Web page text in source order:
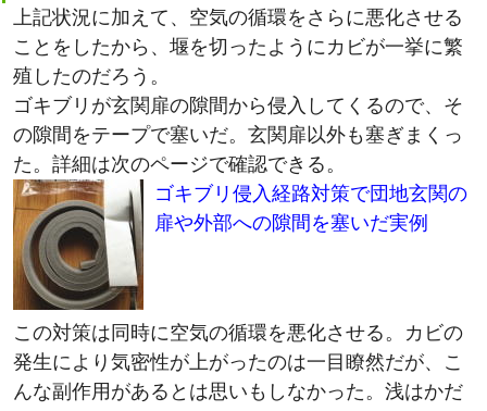
ことをしたから、堰を切ったようにカビが一挙に繁
殖したのだろう。
ゴキブリが玄関扉の隙間から侵入してくるので、そ
の隙間をテープで塞いだ。玄関扉以外も塞ぎまくっ
た。詳細は次のページで確認できる。
ゴキブリ侵入経路対策で団地玄関の
扉や外部への隙間を塞いだ実例
この対策は同時に空気の循環を悪化させる。カビの
発生により気密性が上がったのは一目瞭然だが、こ
んな副作用があるとは思いもしなかった。浅はかだ
った＞＜